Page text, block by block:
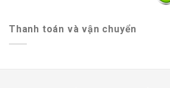
Thanh toán và vận chuyển